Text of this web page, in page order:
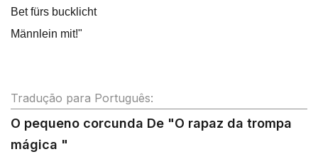
Bet fürs bucklicht
Männlein mit!"
Tradução para Português:
O pequeno corcunda De "O rapaz da trompa
mágica "